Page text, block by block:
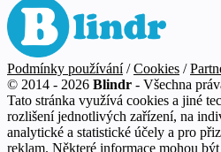
Podmínky používání / Cookies /
© 2014 - 2026 Blindr - Všechna
Tato stránka využívá cookies a jiné
rozlišení jednotlivých zařízení, na
analytické a statistické účely a pro
reklam. Některé informace mohou